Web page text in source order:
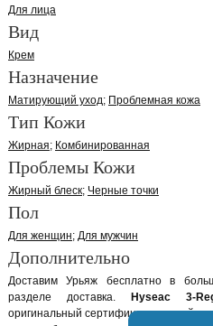
Для лица
Вид
Крем
Назначение
Матирующий уход Проблемная кожа
Тип Кожи
Жирная Комбинированная
Проблемы Кожи
Жирный блеск Черные точки
Пол
Для женщин Для мужчин
Дополнительно
Доставим Урьяж бесплатно в
разделе доставка.
Hyseac 3-
оригинальный сертифицированный